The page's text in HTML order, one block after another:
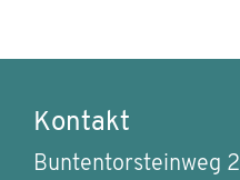
Kontakt
Buntentorsteinweg